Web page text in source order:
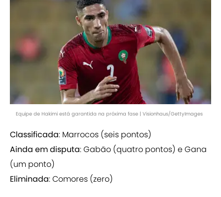
Equipe de Hakimi está garantida na próxima fase | Visionhaus/GettyImages
Classificada: Marrocos (seis pontos)
Ainda em disputa: Gabão (quatro pontos) e Gana
(um ponto)
Eliminada: Comores (zero)